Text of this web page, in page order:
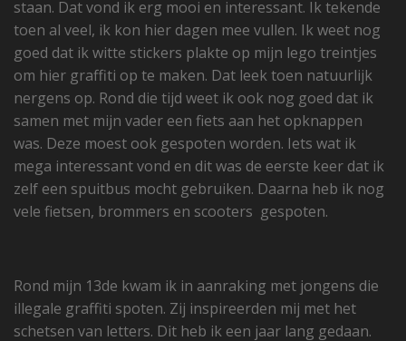
staan. Dat vond ik erg mooi en interessant. Ik tekende
toen al veel, ik kon hier dagen mee vullen. Ik weet nog
goed dat ik witte stickers plakte op mijn lego treintjes
om hier graffiti op te maken. Dat leek toen natuurlijk
nergens op. Rond die tijd weet ik ook nog goed dat ik
samen met mijn vader een fiets aan het opknappen
was. Deze moest ook gespoten worden. Iets wat ik
mega interessant vond en dit was de eerste keer dat ik
zelf een spuitbus mocht gebruiken. Daarna heb ik nog
vele fietsen, brommers en scooters gespoten.
Rond mijn 13de kwam ik in aanraking met jongens die
illegale graffiti spoten. Zij inspireerden mij met het
schetsen van letters. Dit heb ik een jaar lang gedaan.